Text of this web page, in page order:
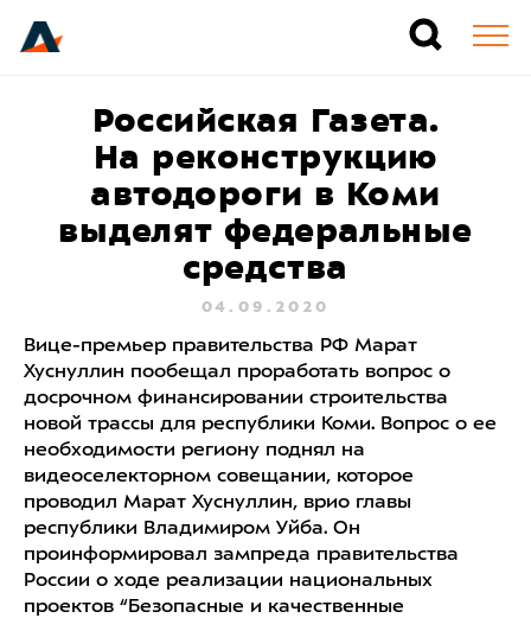
Российская Газета.
На реконструкцию
автодороги в Коми
выделят федеральные
средства
04.09.2020
Вице-премьер правительства РФ Марат
Хуснуллин пообещал проработать вопрос о
досрочном финансировании строительства
новой трассы для республики Коми. Вопрос о ее
необходимости региону поднял на
видеоселекторном совещании, которое
проводил Марат Хуснуллин, врио главы
республики Владимиром Уйба. Он
проинформировал зампреда правительства
России о ходе реализации национальных
проектов “Безопасные и качественные